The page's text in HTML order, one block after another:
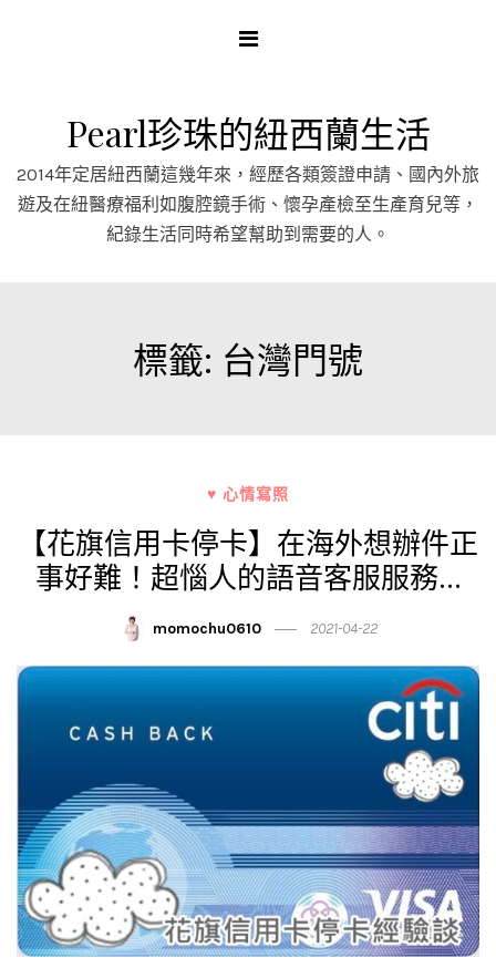
Pearl珍珠的紐西蘭生活
2014年定居紐西蘭這幾年來，經歷各類簽證申請、國內外旅
遊及在紐醫療福利如腹腔鏡手術、懷孕產檢至生產育兒等，
紀錄生活同時希望幫助到需要的人。
標籤: 台灣門號
♥ 心情寫照
【花旗信用卡停卡】在海外想辦件正
事好難！超惱人的語音客服服務…
momochu0610 2021-04-22